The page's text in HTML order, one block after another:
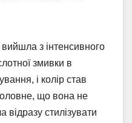
з інтенсивного
змивки в
і колір став
що вона не
стилізувати